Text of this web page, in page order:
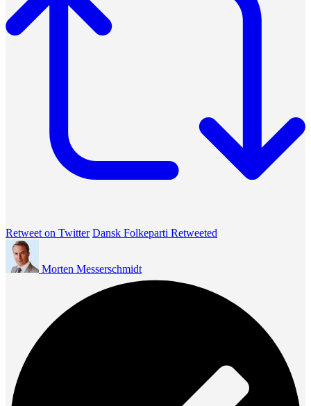
Retweet on Twitter Dansk Folkeparti Retweeted
Morten Messerschmidt